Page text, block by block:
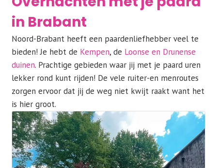
in Brabant
Noord-Brabant heeft een paardenliefhebber veel te
bieden! Je hebt de Kempen, de Loonse en Drunense
duinen. Prachtige gebieden waar jij met je paard uren
lekker rond kunt rijden! De vele ruiter-en menroutes
zorgen ervoor dat jij de weg niet kwijt raakt want het
is hier groot.